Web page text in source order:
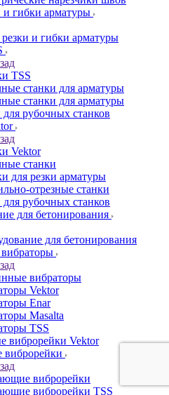
и гибки арматуры
и гибки арматуры
TSS
станки для арматуры
станки для арматуры
рубочных станков
Vektor
станки
для резки арматуры
отрезные станки
рубочных станков
для бетонирования
для бетонирования
вибраторы
Vektor
Enar
Masalta
TSS
виброрейки Vektor
виброрейки
виброрейки TSS